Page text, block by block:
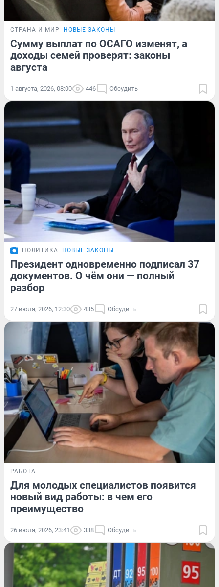
СТРАНА И МИР НОВЫЕ ЗАКОНЫ
Сумму выплат по ОСАГО изменят, а
доходы семей проверят: законы
августа
1 августа, 2026, 08:00 446 Обсудить
ПОЛИТИКА НОВЫЕ ЗАКОНЫ
Президент одновременно подписал 37
документов. О чём они — полный
разбор
27 июля, 2026, 12:30 435 Обсудить
РАБОТА
Для молодых специалистов появится
новый вид работы: в чем его
преимущество
26 июля, 2026, 23:41 338 Обсудить